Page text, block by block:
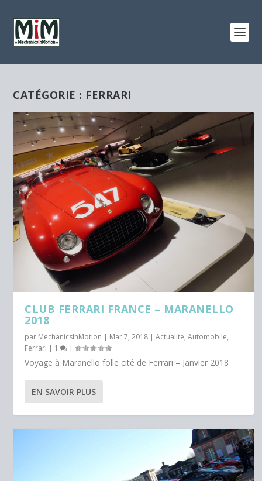
CATÉGORIE : FERRARI
CLUB FERRARI FRANCE – MARANELLO
2018
par MechanicsInMotion | Mar 7, 2018 |Actualité,Automobile,
Ferrari | 1 |
Voyage à Maranello folle cité de Ferrari – Janvier 2018
EN SAVOIR PLUS